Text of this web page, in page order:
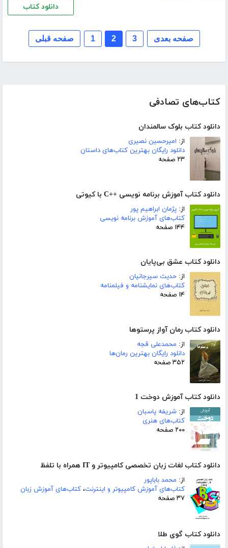
کتاب‌های تصادفی
دانلود کتاب بلوک سالمندان
از: امیرحسین نصیری
دانلود رایگان بهترین کتاب‌های داستان
۲۳ صفحه
دانلود کتاب آموزش برنامه نویسی ++C با کیوتی
از: پژمان ابراهیم پور
کتاب‌های آموزش برنامه نویسی
۱۴۴ صفحه
دانلود کتاب عشق بی‌پایان
از: حدیث سیرجانیان
کتاب‌های نمایشنامه و فیلمنامه
۱۴ صفحه
دانلود کتاب رمان آواز پرستوها
از: محمدعلی قجه
دانلود رایگان بهترین رمان‌ها
۳۵۲ صفحه
دانلود کتاب آموزش دوخت 1
از: شریفه پاسبان
کتاب‌های هنری
۲۰۰ صفحه
دانلود کتاب لغات زبان تخصصی کامپیوتر و IT همراه با تلفظ
از: محمد باباپور
کتاب‌های آموزش کامپیوتر و اینترنت، کتاب‌های آموزش زبان
۳۷ صفحه
دانلود کتاب گوی طلا
دانلود کتاب
صفحه قبلی 1 2 3 صفحه بعدی